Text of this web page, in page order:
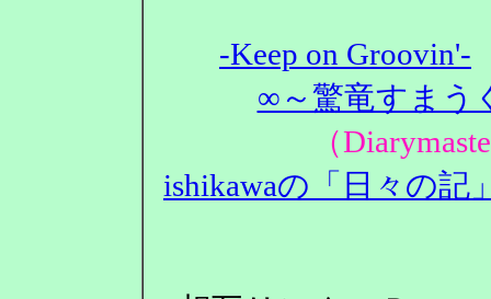
-Keep on Groovin'-
∞～驚竜すまう
（
ishikawaの「日々の記